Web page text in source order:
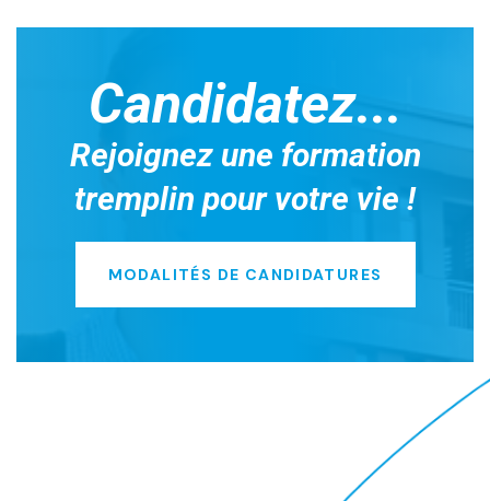
Candidatez...
Rejoignez une formation
tremplin pour votre vie !
MODALITÉS DE CANDIDATURES